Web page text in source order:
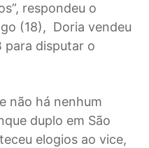
respondeu o
(18), Doria vendeu
para disputar o
não há nenhum
duplo em São
elogios ao vice,